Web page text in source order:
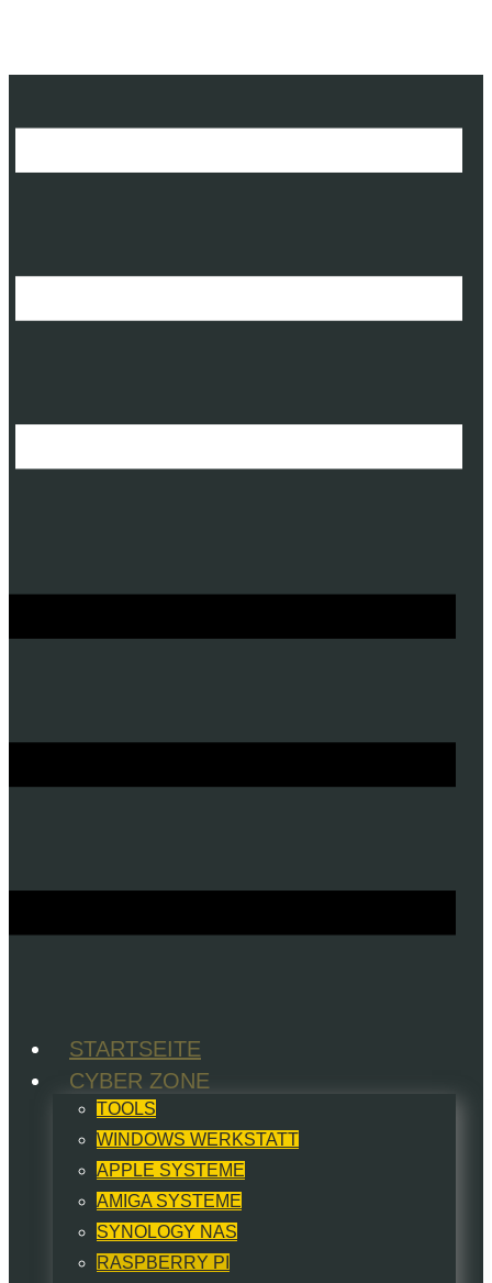
STARTSEITE
CYBER ZONE
TOOLS
WINDOWS WERKSTATT
APPLE SYSTEME
AMIGA SYSTEME
SYNOLOGY NAS
RASPBERRY PI